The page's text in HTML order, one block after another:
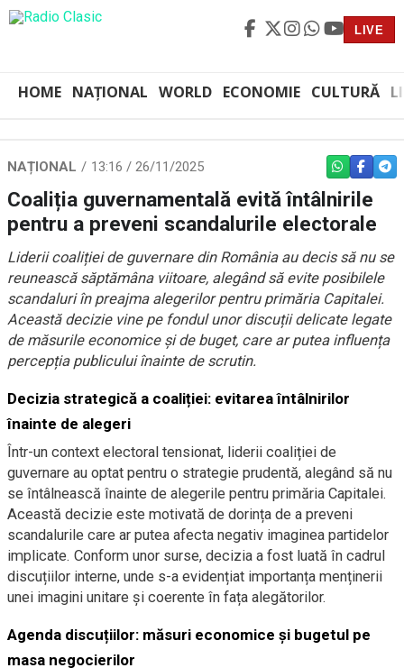
LIVE
HOME NAȚIONAL WORLD ECONOMIE CULTURĂ
NAȚIONAL 13:16 / 26/11/2025 WHATSAPP
Coaliția guvernamentală evită întâlnirile
pentru a preveni scandalurile electorale
Liderii coaliției de guvernare din România au decis să nu se
reunească săptămâna viitoare, alegând să evite posibilele
scandaluri în preajma alegerilor pentru primăria Capitalei.
Această decizie vine pe fondul unor discuții delicate legate
de măsurile economice și de buget, care ar putea influența
percepția publicului înainte de scrutin.
Decizia strategică a coaliției: evitarea întâlnirilor
înainte de alegeri
Într-un context electoral tensionat, liderii coaliției de
guvernare au optat pentru o strategie prudentă, alegând să nu
se întâlnească înainte de alegerile pentru primăria Capitalei.
Această decizie este motivată de dorința de a preveni
scandalurile care ar putea afecta negativ imaginea partidelor
implicate. Conform unor surse, decizia a fost luată în cadrul
discuțiilor interne, unde s-a evidențiat importanța menținerii
unei imagini unitare și coerente în fața alegătorilor.
Agenda discuțiilor: măsuri economice și bugetul pe
masa negocierilor